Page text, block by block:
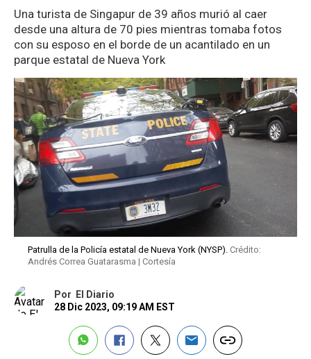
Una turista de Singapur de 39 años murió al caer
desde una altura de 70 pies mientras tomaba fotos
con su esposo en el borde de un acantilado en un
parque estatal de Nueva York
Patrulla de la Policía estatal de Nueva York (NYSP). Crédito:
Andrés Correa Guatarasma | Cortesía
Por
El Diario
28 Dic 2023, 09:19 AM EST